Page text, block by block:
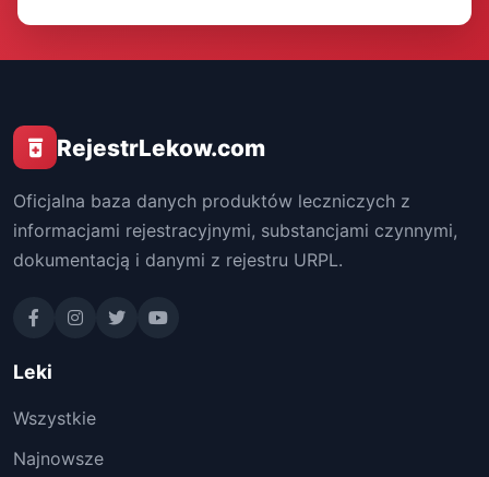
RejestrLekow.com
Oficjalna baza danych produktów leczniczych z
informacjami rejestracyjnymi, substancjami czynnymi,
dokumentacją i danymi z rejestru URPL.
Leki
Wszystkie
Najnowsze